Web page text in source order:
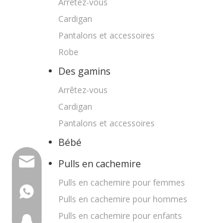
Cardigan
Pantalons et accessoires
Robe
Des gamins
Arrêtez-vous
Cardigan
Pantalons et accessoires
Bébé
Pulls en cachemire
Pulls en cachemire pour femmes
Pulls en cachemire pour hommes
Pulls en cachemire pour enfants
wfs810@wfscashmere.com